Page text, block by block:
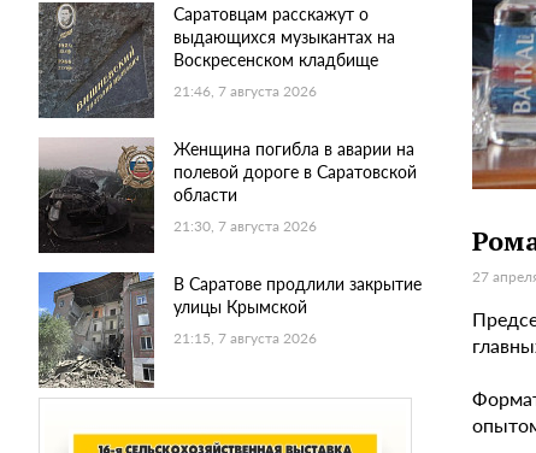
Саратовцам расскажут о
выдающихся музыкантах на
Воскресенском кладбище
21:46, 7 августа 2026
Женщина погибла в аварии на
полевой дороге в Саратовской
области
21:30, 7 августа 2026
В Саратове продлили закрытие
улицы Крымской
21:15, 7 августа 2026
27